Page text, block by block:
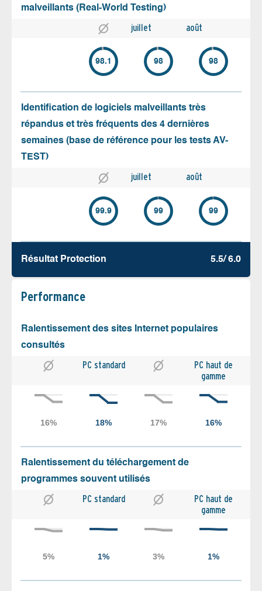
malveillants (Real-World Testing)
juillet août
98.1 98 98
Identification de logiciels malveillants très
répandus et très fréquents des 4 dernières
semaines (base de référence pour les tests AV-
TEST)
juillet août
99.9 99 99
Résultat Protection 5.5/ 6.0
Performance
Ralentissement des sites Internet populaires
consultés
PC standard
PC haut de
gamme
Ralentissement du téléchargement de
programmes souvent utilisés
PC standard
PC haut de
gamme